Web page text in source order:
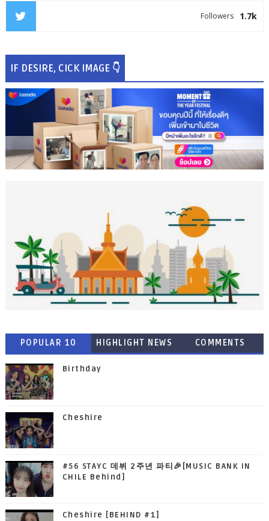
1.7k
Followers
IF DESIRE, CICK IMAGE 👇
POPULAR 10 HIGHLIGHT NEWS COMMENTS
Birthday
Cheshire
#56 STAYC 데뷔 2주년 파티🎉[MUSIC BANK IN
CHILE Behind]
Cheshire [BEHIND #1]